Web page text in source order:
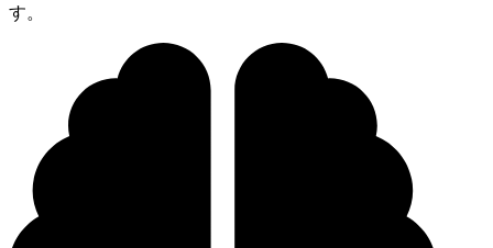
す。